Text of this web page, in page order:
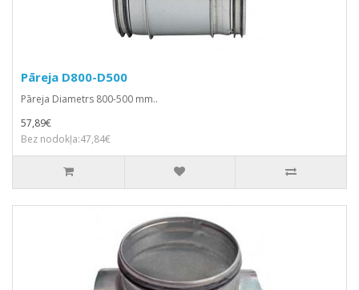
Pāreja D800-D500
Pāreja Diametrs 800-500 mm..
57,89€
Bez nodokļa:47,84€